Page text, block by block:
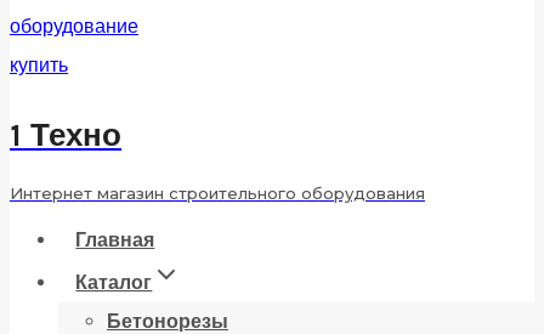
1 Техно
Интернет магазин строительного оборудования
Главная
Каталог
Бетонорезы